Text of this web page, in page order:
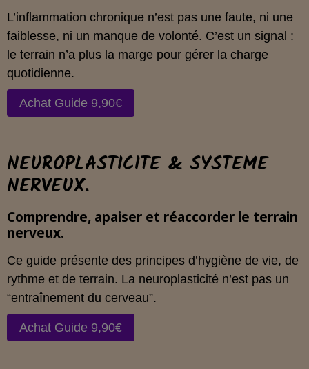
L’inflammation chronique n’est pas une faute, ni une
faiblesse, ni un manque de volonté. C’est un signal :
le terrain n’a plus la marge pour gérer la charge
quotidienne.
Achat Guide 9,90€
NEUROPLASTICITE & SYSTEME
NERVEUX.
Comprendre, apaiser et réaccorder le terrain
nerveux.
Ce guide présente des principes d’hygiène de vie, de
rythme et de terrain. La neuroplasticité n’est pas un
“entraînement du cerveau”.
Achat Guide 9,90€